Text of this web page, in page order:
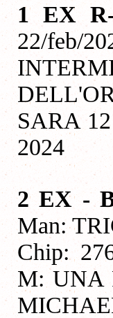
1 EX
22/feb/
SARA
2024
2 EX -
Man:
Chip:
M: UNA